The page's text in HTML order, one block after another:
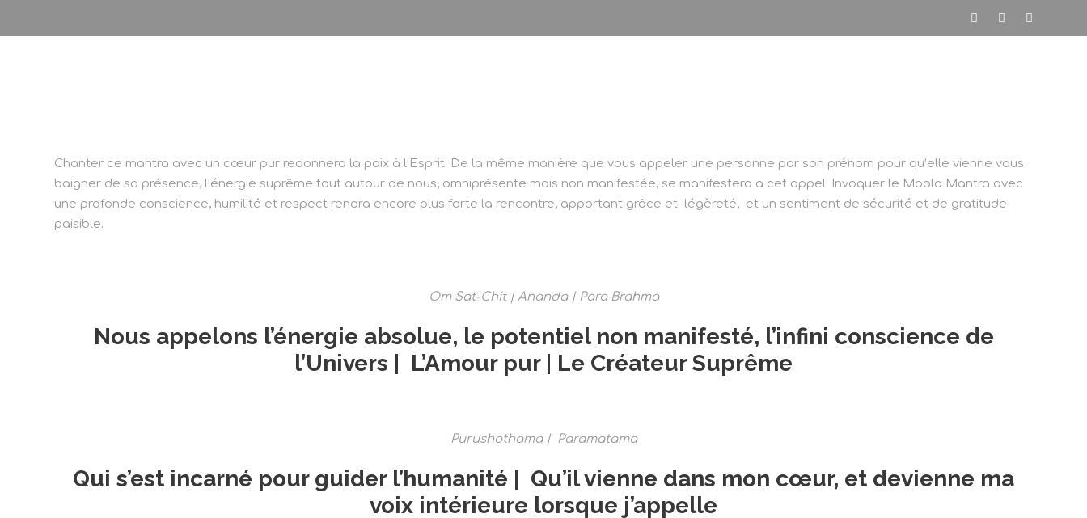
Chanter ce mantra avec un cœur pur redonnera la paix à l’Esprit. De la même manière que vous appeler une personne par son prénom pour qu’elle vienne vous
baigner de sa présence, l’énergie suprême tout autour de nous, omniprésente mais non manifestée, se manifestera a cet appel. Invoquer le Moola Mantra avec
une profonde conscience, humilité et respect rendra encore plus forte la rencontre, apportant grâce et légèreté, et un sentiment de sécurité et de gratitude
paisible.
Om Sat-Chit | Ananda | Para Brahma
Nous appelons l’énergie absolue, le potentiel non manifesté, l’infini conscience de
l’Univers | L’Amour pur | Le Créateur Suprême
Purushothama | Paramatama
Qui s’est incarné pour guider l’humanité | Qu’il vienne dans mon cœur, et devienne ma
voix intérieure lorsque j’appelle